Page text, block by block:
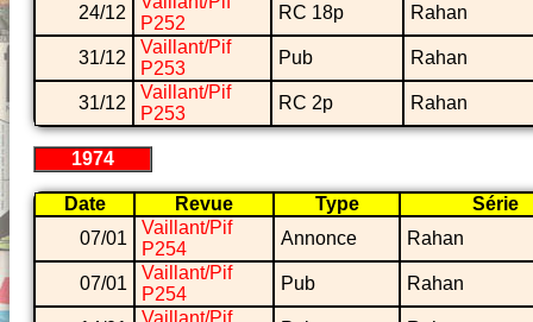
24/12
P252
RC 18p Rahan
31/12
Vaillant/Pif
P253
Pub Rahan
31/12
Vaillant/Pif
P253
RC 2p Rahan
1974
Date Revue Type
Série
07/01
Vaillant/Pif
P254
Annonce Rahan
07/01
Vaillant/Pif
P254
Pub Rahan